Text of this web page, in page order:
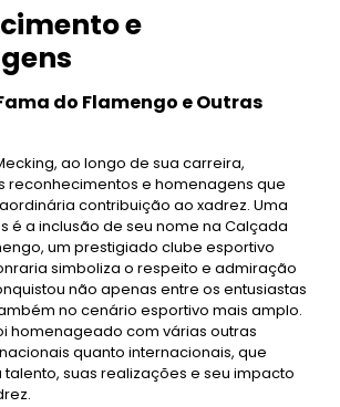
e
do Flamengo e Outras
ao longo de sua carreira,
reconhecimentos e homenagens que
contribuição ao xadrez. Uma
é a inclusão de seu nome na Calçada
um prestigiado clube esportivo
simboliza o respeito e admiração
não apenas entre os entusiastas
no cenário esportivo mais amplo.
homenageado com várias outras
quanto internacionais, que
suas realizações e seu impacto